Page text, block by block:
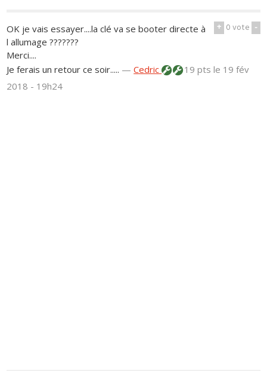
+ 0vote -
OK je vais essayer....la clé va se booter directe à
l allumage ???????
Merci....
Je ferais un retour ce soir..... —Cedric 19 ptsle 19 fév
2018 - 19h24